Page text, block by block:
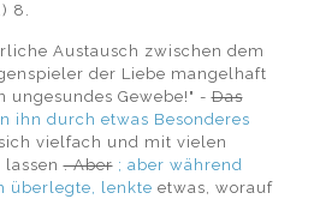
8.
Austausch zwischen dem
der Liebe mangelhaft
ungesundes Gewebe!" -Das
ihn durch etwas Besonderes
vielfach und mit vielen
lassen. Aber ; aber während
überlegte, lenkte etwas, worauf